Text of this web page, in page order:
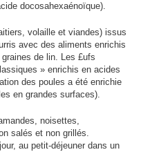
docosahexaénoïque).
volaille et viandes) issus
avec des aliments enrichis
de lin. Les £ufs
» enrichis en acides
des poules a été enrichie
en grandes surfaces).
noisettes,
salés et non grillés.
au petit-déjeuner dans un